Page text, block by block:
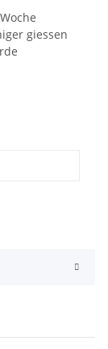
giessen